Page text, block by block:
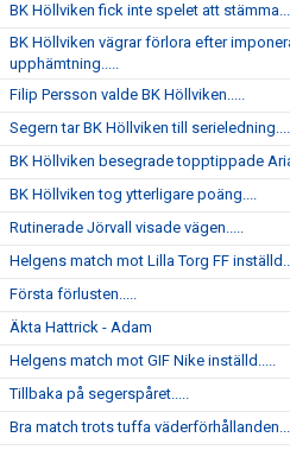
BK Höllviken fick inte spelet att
BK Höllviken vägrar förlora efter
upphämtning.....
Filip Persson valde BK Höllviken.....
Segern tar BK Höllviken till
BK Höllviken besegrade topptippade
BK Höllviken tog ytterligare poäng....
Rutinerade Jörvall visade vägen.....
Helgens match mot Lilla Torg FF
Första förlusten.....
Äkta Hattrick - Adam
Helgens match mot GIF Nike inställd.....
Tillbaka på segerspåret.....
Bra match trots tuffa